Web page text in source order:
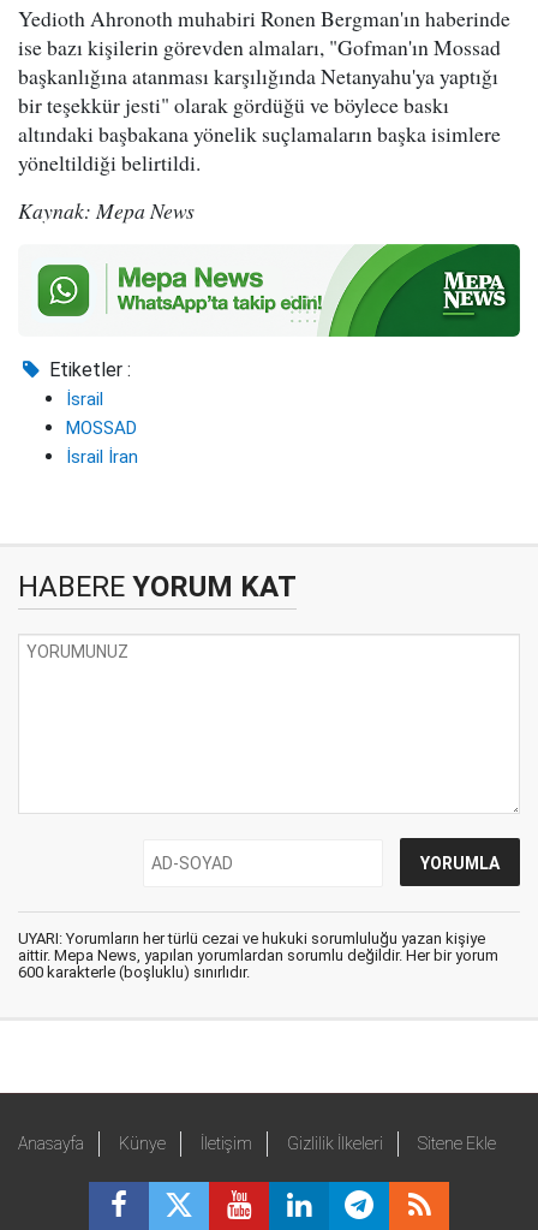
Yedioth Ahronoth muhabiri Ronen Bergman'ın haberinde
ise bazı kişilerin görevden almaları, "Gofman'ın Mossad
başkanlığına atanması karşılığında Netanyahu'ya yaptığı
bir teşekkür jesti" olarak gördüğü ve böylece baskı
altındaki başbakana yönelik suçlamaların başka isimlere
yöneltildiği belirtildi.
Kaynak: Mepa News
Etiketler :
İsrail
MOSSAD
İsrail İran
HABERE YORUM KAT
UYARI: Yorumların her türlü cezai ve hukuki sorumluluğu yazan kişiye
aittir. Mepa News, yapılan yorumlardan sorumlu değildir. Her bir yorum
600 karakterle (boşluklu) sınırlıdır.
Anasayfa Künye İletişim Gizlilik İlkeleri Sitene Ekle